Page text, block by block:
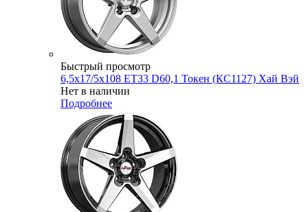
Быстрый просмотр
6,5x17/5x108 ET33 D60,1 Токен (КС1127) Хай Вэй
Нет в наличии
Подробнее